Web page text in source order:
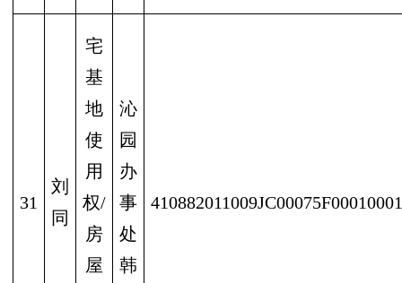
31
刘
同
宅
基
地
使
用
权/
房
屋
沁
园
办
事
处
韩
410882011009JC00075F00010001